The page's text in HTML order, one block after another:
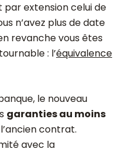
par extension celui de
n’avez plus de date
revanche vous êtes
: l’équivalence
le nouveau
garanties au moins
contrat.
avec la